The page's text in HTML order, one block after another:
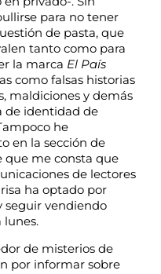
para no tener
de pasta, que
tanto como para
la marca El País
como falsas historias
maldiciones y demás
de identidad de
he
en la sección de
que me consta que
de lectores
ha optado por
seguir vendiendo
lunes.
de misterios de
por informar sobre